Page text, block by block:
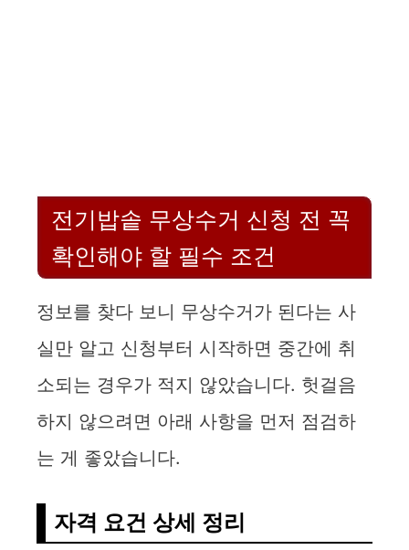
전기밥솥 무상수거 신청 전 꼭
확인해야 할 필수 조건
정보를 찾다 보니 무상수거가 된다는 사
실만 알고 신청부터 시작하면 중간에 취
소되는 경우가 적지 않았습니다. 헛걸음
하지 않으려면 아래 사항을 먼저 점검하
는 게 좋았습니다.
자격 요건 상세 정리